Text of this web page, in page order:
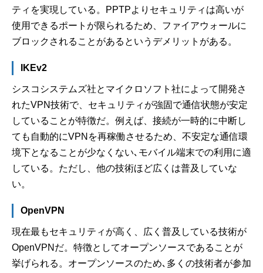
ティを実現している。PPTPよりセキュリティは高いが
使用できるポートが限られるため、ファイアウォールに
ブロックされることがあるというデメリットがある。
IKEv2
シスコシステムズ社とマイクロソフト社によって開発さ
れたVPN技術で、セキュリティが強固で通信状態が安定
していることが特徴だ。例えば、接続が一時的に中断し
ても自動的にVPNを再稼働させるため、不安定な通信環
境下となることが少なくない､モバイル端末での利用に適
している。ただし、他の技術ほど広くは普及していな
い。
OpenVPN
現在最もセキュリティが高く、広く普及している技術が
OpenVPNだ。特徴としてオープンソースであることが
挙げられる。オープンソースのため､多くの技術者が参加